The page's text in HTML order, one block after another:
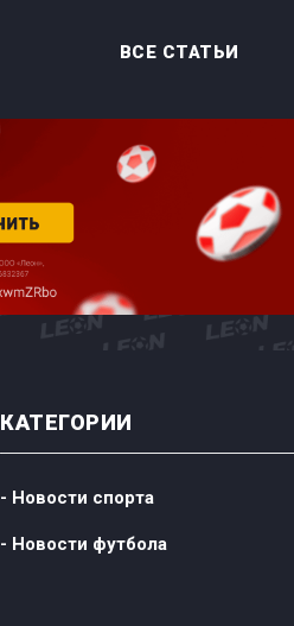
ВСЕ СТАТЬИ
КАТЕГОРИИ
- Новости спорта
- Новости футбола